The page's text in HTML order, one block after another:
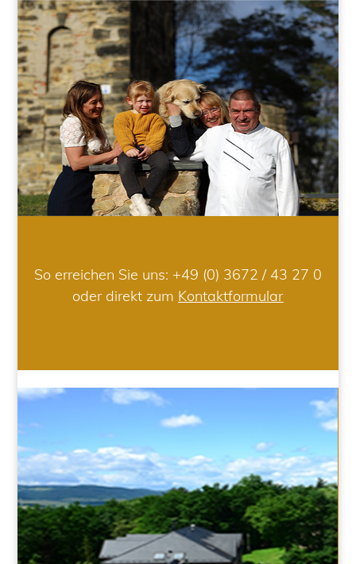
So erreichen Sie uns: +49 (0) 3672 / 43 27 0
oder direkt zum Kontaktformular
HOTEL